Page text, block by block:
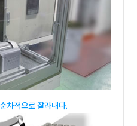
차적으로 잘라내다.